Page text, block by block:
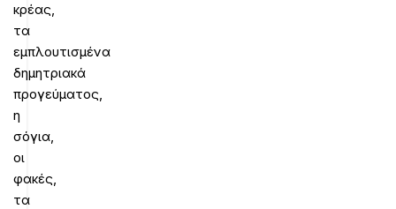
κρέας,
τα
εμπλουτισμένα
δημητριακά
προγεύματος,
η
σόγια,
οι
φακές,
τα